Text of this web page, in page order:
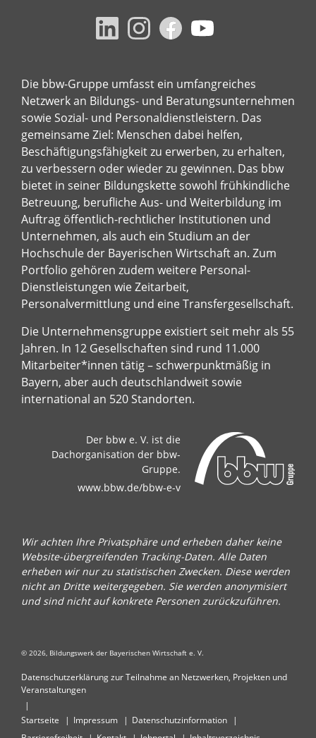
Die bbw-Gruppe umfasst ein umfangreiches
Netzwerk an Bildungs- und Beratungsunternehmen
sowie Sozial- und Personaldienstleistern. Das
gemeinsame Ziel: Menschen dabei helfen,
Beschäftigungsfähigkeit zu erwerben, zu erhalten,
zu verbessern oder wieder zu gewinnen. Das bbw
bietet in seiner Bildungskette sowohl frühkindliche
Betreuung, berufliche Aus- und Weiterbildung im
Auftrag öffentlich-rechtlicher Institutionen und
Unternehmen, als auch ein Studium an der
Hochschule der Bayerischen Wirtschaft an. Zum
Portfolio gehören zudem weitere Personal-
Dienstleistungen wie Zeitarbeit,
Personalvermittlung und eine Transfergesellschaft.
Die Unternehmensgruppe existiert seit mehr als 55
Jahren. In 12 Gesellschaften sind rund 11.000
Mitarbeiter*innen tätig – schwerpunktmäßig in
Bayern, aber auch deutschlandweit sowie
international an 520 Standorten.
Der bbw e. V. ist die
Dachorganisation der bbw-
Gruppe.
www.bbw.de/bbw-e-v
Wir achten Ihre Privatsphäre und erheben daher keine
Website-übergreifenden Tracking-Daten. Alle Daten
erheben wir nur zu statistischen Zwecken. Diese werden
nicht an Dritte weitergegeben. Sie werden anonymisiert
und sind nicht auf konkrete Personen zurückzuführen.
© 2026, Bildungswerk der Bayerischen Wirtschaft e. V.
Datenschutzerklärung zur Teilnahme an Netzwerken, Projekten und
Veranstaltungen
Startseite Impressum
Datenschutzinformation